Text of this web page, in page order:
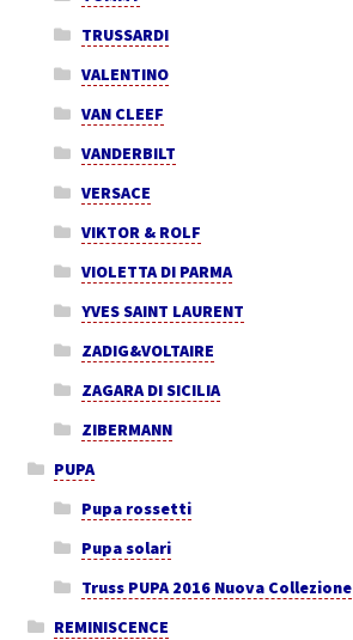
TRUSSARDI
VALENTINO
VAN CLEEF
VANDERBILT
VERSACE
VIKTOR & ROLF
VIOLETTA DI PARMA
YVES SAINT LAURENT
ZADIG&VOLTAIRE
ZAGARA DI SICILIA
ZIBERMANN
PUPA
Pupa rossetti
Pupa solari
Truss PUPA 2016 Nuova Collezione
REMINISCENCE